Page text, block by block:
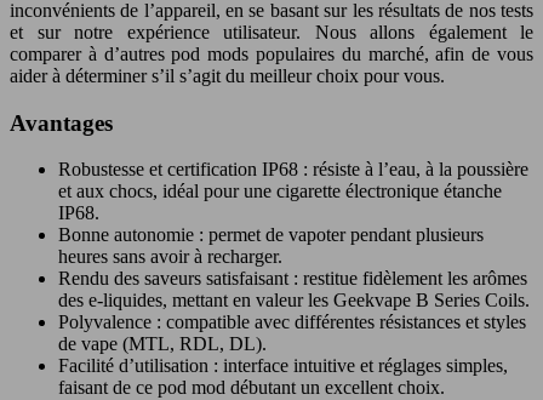
inconvénients de l’appareil, en se basant sur les résultats de nos tests
et sur notre expérience utilisateur. Nous allons également le
comparer à d’autres pod mods populaires du marché, afin de vous
aider à déterminer s’il s’agit du meilleur choix pour vous.
Avantages
Robustesse et certification IP68 : résiste à l’eau, à la poussière
et aux chocs, idéal pour une cigarette électronique étanche
IP68.
Bonne autonomie : permet de vapoter pendant plusieurs
heures sans avoir à recharger.
Rendu des saveurs satisfaisant : restitue fidèlement les arômes
des e-liquides, mettant en valeur les Geekvape B Series Coils.
Polyvalence : compatible avec différentes résistances et styles
de vape (MTL, RDL, DL).
Facilité d’utilisation : interface intuitive et réglages simples,
faisant de ce pod mod débutant un excellent choix.